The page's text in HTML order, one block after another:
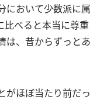
において少数派に属
比べると本当に尊重
、昔からずっとあ
がほぼ当たり前だっ